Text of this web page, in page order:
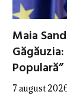
Maia
Populară”
7 august